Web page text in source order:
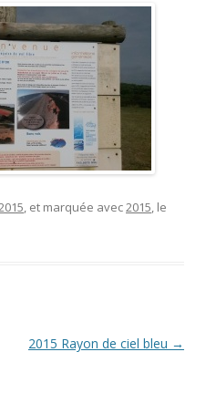
, et marquée avec2015, le
2015 Rayon de ciel bleu →